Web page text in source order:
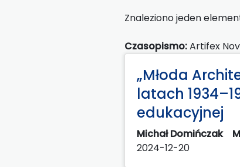
Znaleziono jeden
Czasopismo:Artifex
„Młoda
latach
edukacyjnej
Michał Domińczak
2024-12-20